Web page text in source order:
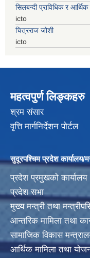
सिलबन्दी प्राविधिक र
icto
चित्रराज जोशी
icto
महत्वपुर्ण लिङ्कहरु
श्रम संसार
वृत्ति मार्गनिर्देशन पोर्टल
सुदूरपश्चिम प्रदेश कार्यालय/
प्रदेश प्रमुखको कार्यालय
प्रदेश सभा
मुख्य मन्त्री तथा
आन्तरिक मामिला तथा
सामाजिक विकास
आर्थिक मामिला तथा